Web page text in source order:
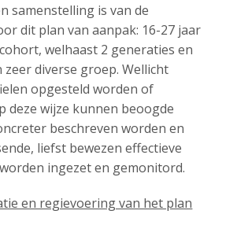
samenstelling is van de
dit plan van aanpak: 16-27 jaar
welhaast 2 generaties en
zeer diverse groep. Wellicht
opgesteld worden of
deze wijze kunnen beoogde
beschreven worden en
liefst bewezen effectieve
ingezet en gemonitord.
en regievoering van het plan